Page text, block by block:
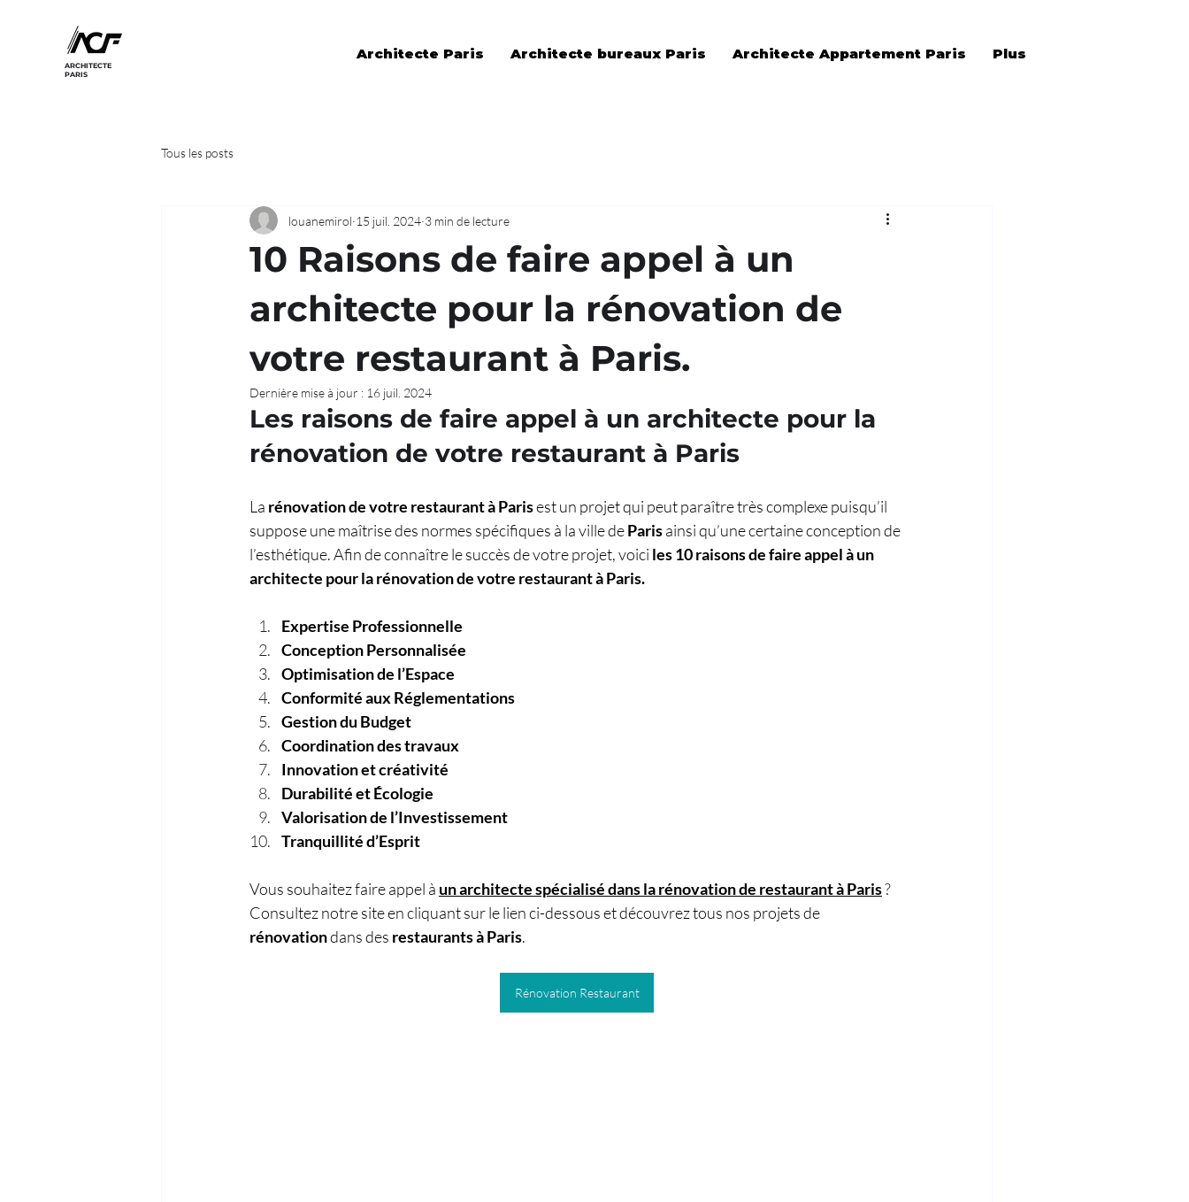
ARCHITECTE
PARIS
Architecte Paris Architecte bureaux Paris Architecte Appartement Paris Plus
Tous les posts
10 Raisons de faire appel à un
architecte pour la rénovation de
votre restaurant à Paris.
louanemirol 15 juil. 2024 3 min de lecture
Dernière mise à jour : 16 juil. 2024
Les raisons de faire appel à un architecte pour la
rénovation de votre restaurant à Paris
La rénovation de votre restaurant à Paris est un projet qui peut paraître très complexe puisqu’il
suppose une maîtrise des normes spécifiques à la ville de Paris ainsi qu’une certaine conception de
l’esthétique. Afin de connaître le succès de votre projet, voici les 10 raisons de faire appel à un
architecte pour la rénovation de votre restaurant à Paris.
Expertise Professionnelle
Conception Personnalisée
Optimisation de l’Espace
Conformité aux Réglementations
Gestion du Budget
Coordination des travaux
Innovation et créativité
Durabilité et Écologie
Valorisation de l’Investissement
Tranquillité d’Esprit
Vous souhaitez faire appel à un architecte spécialisé dans la rénovation de restaurant à Paris ?
Consultez notre site en cliquant sur le lien ci-dessous et découvrez tous nos projets de
rénovation dans des restaurants à Paris.
Rénovation Restaurant